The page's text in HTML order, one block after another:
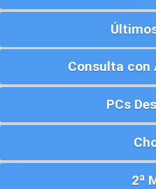
Consulta con
PCs
2ª